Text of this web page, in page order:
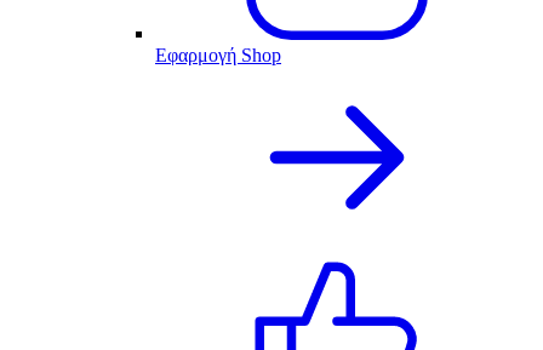
Εφαρμογή Shop